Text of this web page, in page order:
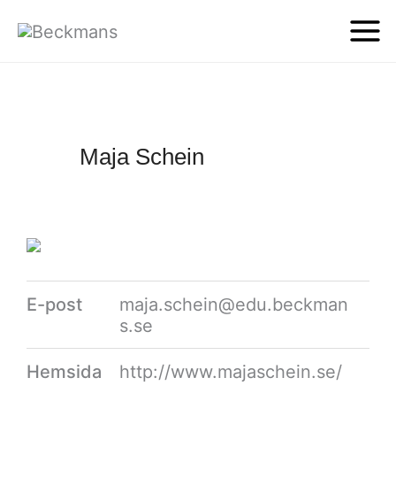
Maja Schein
E-post
maja.schein@edu.beckman
s.se
Hemsida http://www.majaschein.se/